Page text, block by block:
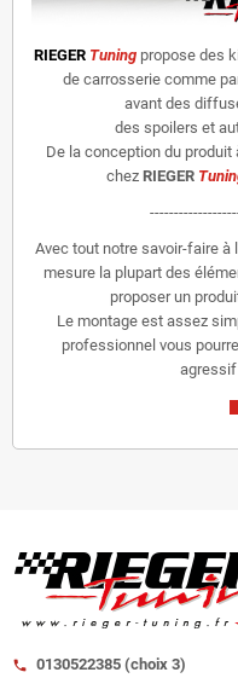
RIEGER Tuning propose des
de carrosserie comme
avant des
des spoilers et
De la conception du
chez RIEGER
Avec tout notre savoir-faire à
mesure la plupart des
proposer un
Le montage est assez
professionnel vous
agressif
call 0130522385 (choix 3)